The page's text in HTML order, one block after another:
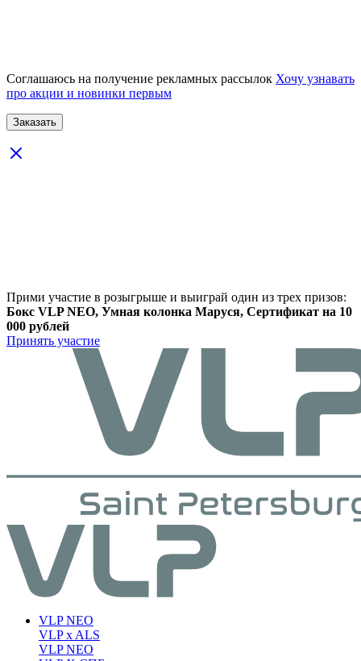
Соглашаюсь на получение рекламных рассылок Хочу узнавать
про акции и новинки первым
Прими участие в розыгрыше и выиграй один из трех призов:
Бокс VLP NEO, Умная колонка Маруся, Сертификат на 10
000 рублей
Принять участие
VLP NEO
VLP x ALS
VLP NEO